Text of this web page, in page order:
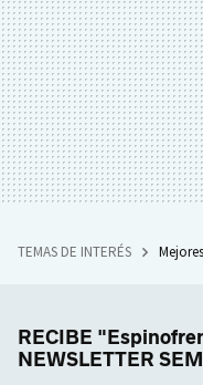
TEMAS DE INTERÉS
RECIBE
NEWSLETTER